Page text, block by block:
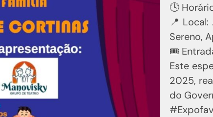
🕓
📍
Sereno,
🎟️
Este
2025,
do